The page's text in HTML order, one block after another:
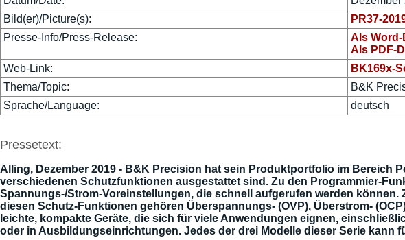
Bild(er)/Picture(s):
PR37-
Presse-Info/Press-Release:
Als
Als PDF-
Web-Link:
BK169x-
Thema/Topic:
B&K
Sprache/Language:
deutsch
Pressetext:
Alling, Dezember 2019 - B&K Precision hat sein Produktportfolio im Bereich
verschiedenen Schutzfunktionen ausgestattet sind. Zu den Programmier-
Spannungs-/Strom-Voreinstellungen, die schnell aufgerufen werden
diesen Schutz-Funktionen gehören Überspannungs- (OVP), Überstrom-
leichte, kompakte Geräte, die sich für viele Anwendungen eignen,
oder in Ausbildungseinrichtungen. Jedes der drei Modelle dieser Serie kann